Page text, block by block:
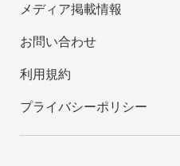
メディア掲載情報
お問い合わせ
利用規約
プライバシーポリシー